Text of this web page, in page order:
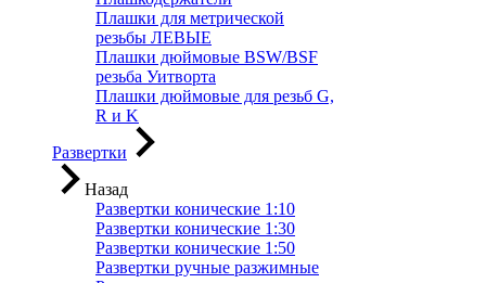
Плашки для метрической
резьбы ЛЕВЫЕ
Плашки дюймовые BSW/BSF
резьба Уитворта
Плашки дюймовые для резьб G,
R и K
Развертки
Назад
Развертки конические 1:10
Развертки конические 1:30
Развертки конические 1:50
Развертки ручные разжимные